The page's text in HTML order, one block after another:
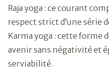
Raja yoga : ce courant
respect strict d’une série
Karma yoga : cette forme
avenir sans négativité et
serviabilité.